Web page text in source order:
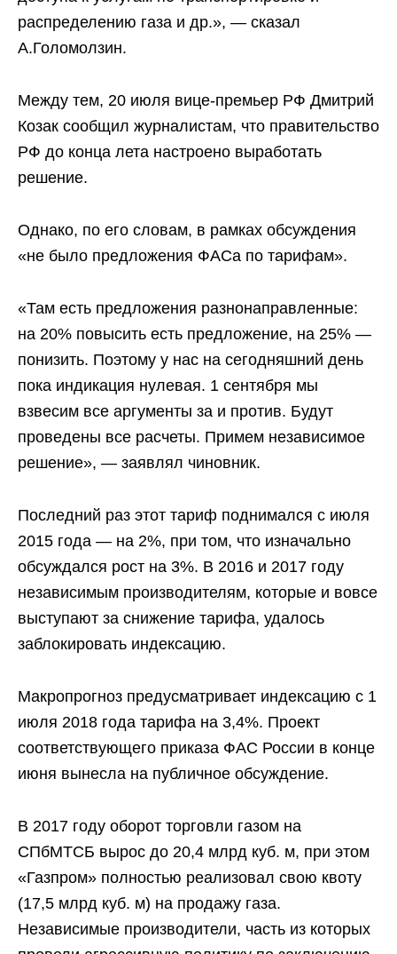
распределению газа и др.», — сказал
А.Голомолзин.
Между тем, 20 июля вице-премьер РФ Дмитрий
Козак сообщил журналистам, что правительство
РФ до конца лета настроено выработать
решение.
Однако, по его словам, в рамках обсуждения
«не было предложения ФАСа по тарифам».
«Там есть предложения разнонаправленные:
на 20% повысить есть предложение, на 25% —
понизить. Поэтому у нас на сегодняшний день
пока индикация нулевая. 1 сентября мы
взвесим все аргументы за и против. Будут
проведены все расчеты. Примем независимое
решение», — заявлял чиновник.
Последний раз этот тариф поднимался с июля
2015 года — на 2%, при том, что изначально
обсуждался рост на 3%. В 2016 и 2017 году
независимым производителям, которые и вовсе
выступают за снижение тарифа, удалось
заблокировать индексацию.
Макропрогноз предусматривает индексацию с 1
июля 2018 года тарифа на 3,4%. Проект
соответствующего приказа ФАС России в конце
июня вынесла на публичное обсуждение.
В 2017 году оборот торговли газом на
СПбМТСБ вырос до 20,4 млрд куб. м, при этом
«Газпром» полностью реализовал свою квоту
(17,5 млрд куб. м) на продажу газа.
Независимые производители, часть из которых